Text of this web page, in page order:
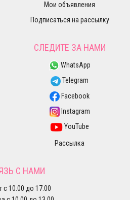
Мои объявления
Подписаться на рассылку
СЛЕДИТЕ ЗА НАМИ
WhatsApp
Telegram
Facebook
Instagram
YouTube
Рассылка
С НАМИ
с 10.00 до 17.00